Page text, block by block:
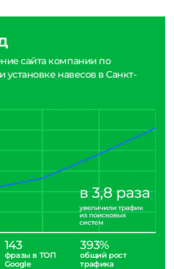
сайта компании по
установке навесов в Санкт-
143
фразы в ТОП
Google
393%
общий рост
трафика